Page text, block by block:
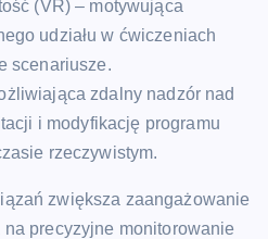
(VR) – motywująca
udziału w ćwiczeniach
scenariusze.
zdalny nadzór nad
i modyfikację programu
rzeczywistym.
zwiększa zaangażowanie
precyzyjne monitorowanie